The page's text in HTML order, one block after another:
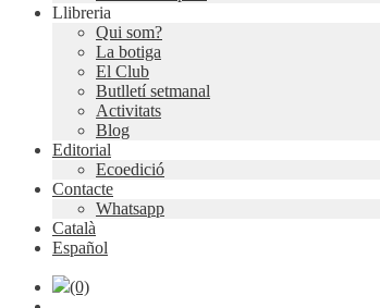
Llibreria
Qui som?
La botiga
El Club
Butlletí setmanal
Activitats
Blog
Editorial
Ecoedició
Contacte
Whatsapp
Català
Español
(0)